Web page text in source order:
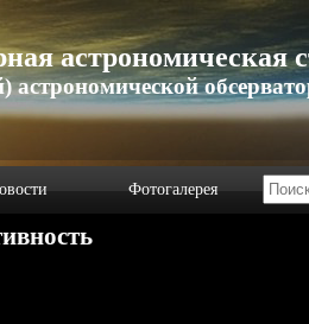
астрономическая
астрономической
Фотогалерея